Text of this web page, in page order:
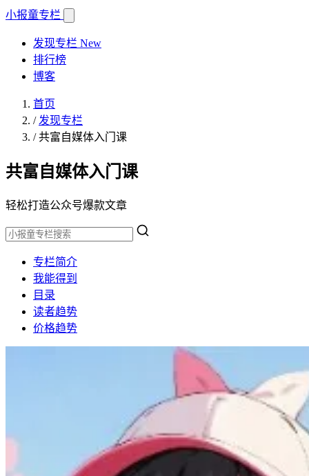
小报童专栏
发现专栏 New
排行榜
博客
首页
/ 发现专栏
/共富自媒体入门课
共富自媒体入门课
轻松打造公众号爆款文章
专栏简介
我能得到
目录
读者趋势
价格趋势